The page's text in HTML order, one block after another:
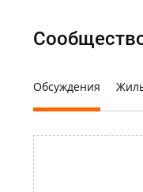
Обсуждения